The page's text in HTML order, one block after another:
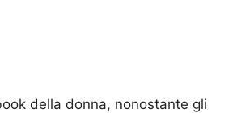
della donna, nonostante gli